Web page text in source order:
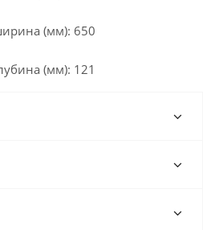
(мм): 650
(мм): 121